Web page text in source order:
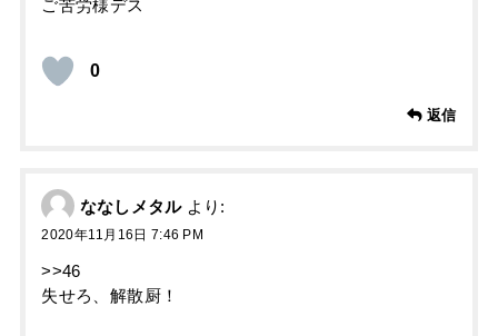
ご苦労様デス
0
返信
ななしメタル より:
2020年11月16日 7:46 PM
>>46
失せろ、解散厨！